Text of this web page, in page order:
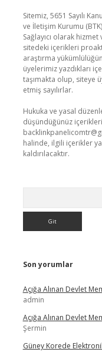
Sitemiz, 5651 Sayılı
ve İletişim Kurumu
Sağlayıcı olarak
sitedeki içerikleri
araştırma
üyelerimiz yazdıkları
taşımakta olup, siteye
etmiş sayılırlar.
Hukuka ve yasal
düşündüğünüz
halinde, ilgili içerikler
kaldırılacaktır.
Son yorumlar
Açığa Alınan Devlet
admin
Açığa Alınan Devlet
Şermin
Güney Korede